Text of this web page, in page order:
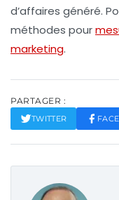
d’affaires généré.
méthodes pour
marketing.
PARTAGER :
TWITTER